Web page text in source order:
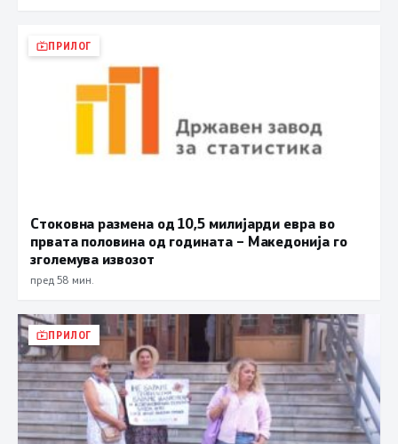
ПРИЛОГ
Стоковна размена од 10,5 милијарди евра во
првата половина од годината – Македонија го
зголемува извозот
пред 58 мин.
ПРИЛОГ